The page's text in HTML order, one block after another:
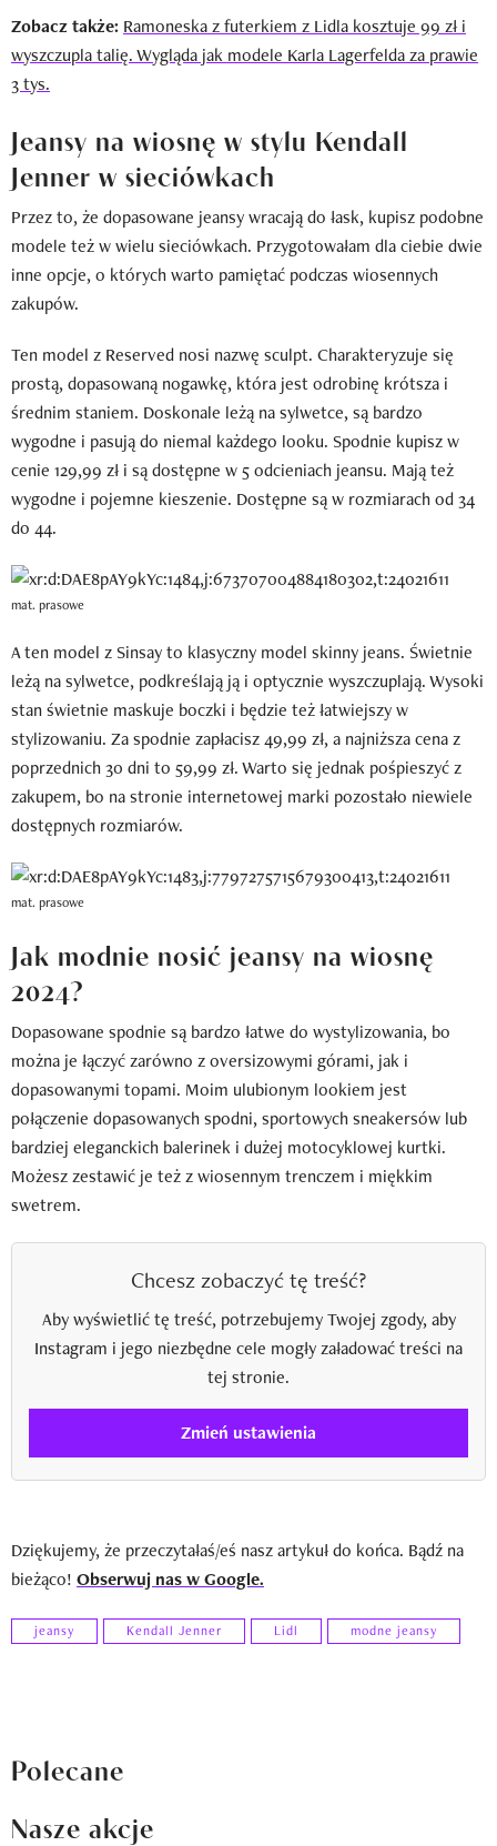
Zobacz także: Ramoneska z futerkiem z Lidla kosztuje 99 zł i
wyszczupla talię. Wygląda jak modele Karla Lagerfelda za prawie
3 tys.
Jeansy na wiosnę w stylu Kendall
Jenner w sieciówkach
Przez to, że dopasowane jeansy wracają do łask, kupisz podobne
modele też w wielu sieciówkach. Przygotowałam dla ciebie dwie
inne opcje, o których warto pamiętać podczas wiosennych
zakupów.
Ten model z Reserved nosi nazwę sculpt. Charakteryzuje się
prostą, dopasowaną nogawkę, która jest odrobinę krótsza i
średnim staniem. Doskonale leżą na sylwetce, są bardzo
wygodne i pasują do niemal każdego looku. Spodnie kupisz w
cenie 129,99 zł i są dostępne w 5 odcieniach jeansu. Mają też
wygodne i pojemne kieszenie. Dostępne są w rozmiarach od 34
do 44.
mat. prasowe
A ten model z Sinsay to klasyczny model skinny jeans. Świetnie
leżą na sylwetce, podkreślają ją i optycznie wyszczuplają. Wysoki
stan świetnie maskuje boczki i będzie też łatwiejszy w
stylizowaniu. Za spodnie zapłacisz 49,99 zł, a najniższa cena z
poprzednich 30 dni to 59,99 zł. Warto się jednak pośpieszyć z
zakupem, bo na stronie internetowej marki pozostało niewiele
dostępnych rozmiarów.
mat. prasowe
Jak modnie nosić jeansy na wiosnę
2024?
Dopasowane spodnie są bardzo łatwe do wystylizowania, bo
można je łączyć zarówno z oversizowymi górami, jak i
dopasowanymi topami. Moim ulubionym lookiem jest
połączenie dopasowanych spodni, sportowych sneakersów lub
bardziej eleganckich balerinek i dużej motocyklowej kurtki.
Możesz zestawić je też z wiosennym trenczem i miękkim
swetrem.
Chcesz zobaczyć tę treść?
Aby wyświetlić tę treść, potrzebujemy Twojej zgody, aby
Instagram i jego niezbędne cele mogły załadować treści na
tej stronie.
Zmień ustawienia
Dziękujemy, że przeczytałaś/eś nasz artykuł do końca. Bądź na
bieżąco! Obserwuj nas w Google.
jeansy Kendall Jenner Lidl modne jeansy
Polecane
Nasze akcje